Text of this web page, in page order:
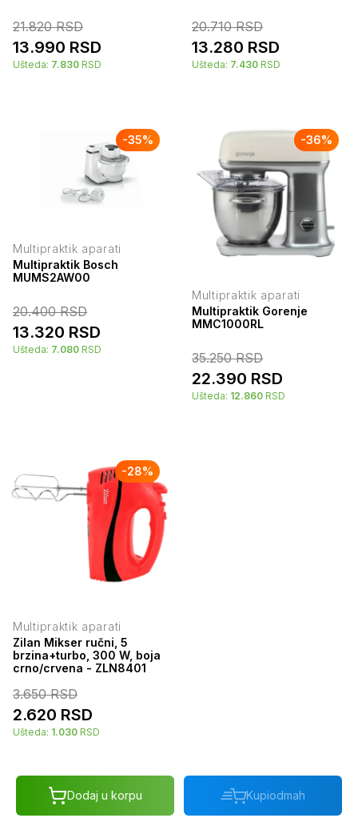
21.820RSD
13.990 RSD
Ušteda: 7.830 RSD
20.710RSD
13.280 RSD
Ušteda: 7.430 RSD
-35%
Multipraktik aparati
Multipraktik Bosch
MUMS2AW00
20.400RSD
13.320 RSD
Ušteda: 7.080 RSD
-36%
Multipraktik aparati
Multipraktik Gorenje
MMC1000RL
35.250RSD
22.390 RSD
Ušteda: 12.860 RSD
-28%
Multipraktik aparati
Zilan Mikser ručni, 5
brzina+turbo, 300 W, boja
crno/crvena - ZLN8401
3.650RSD
2.620 RSD
Ušteda: 1.030 RSD
Dodaj u korpu Kupiodmah